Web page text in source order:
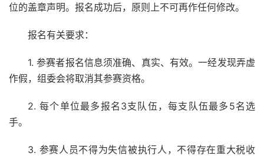
位的盖章声明。报名成功后，原则上不可再作任何修改。
报名有关要求：
1. 参赛者报名信息须准确、真实、有效。一经发现弄虚
作假，组委会将取消其参赛资格。
2. 每个单位最多报名3支队伍，每支队伍最多5名选
手。
3. 参赛人员不得为失信被执行人，不得存在重大税收